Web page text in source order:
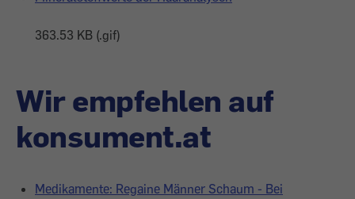
363.53 KB (.gif)
Wir empfehlen auf
konsument.at
Medikamente: Regaine Männer Schaum - Bei